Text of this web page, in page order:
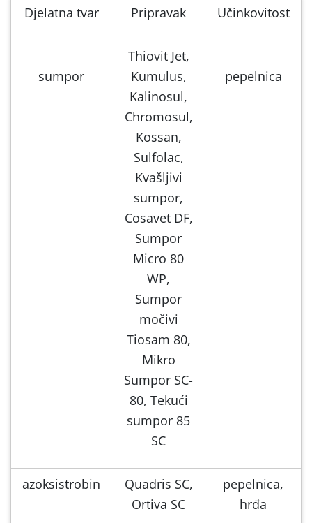
Djelatna tvar Pripravak Učinkovitost
sumpor
Thiovit Jet,
Kumulus,
Kalinosul,
Chromosul,
Kossan,
Sulfolac,
Kvašljivi
sumpor,
Cosavet DF,
Sumpor
Micro 80
WP,
Sumpor
močivi
Tiosam 80,
Mikro
Sumpor SC-
80, Tekući
sumpor 85
SC
pepelnica
azoksistrobin
Quadris SC,
Ortiva SC
pepelnica,
hrđa